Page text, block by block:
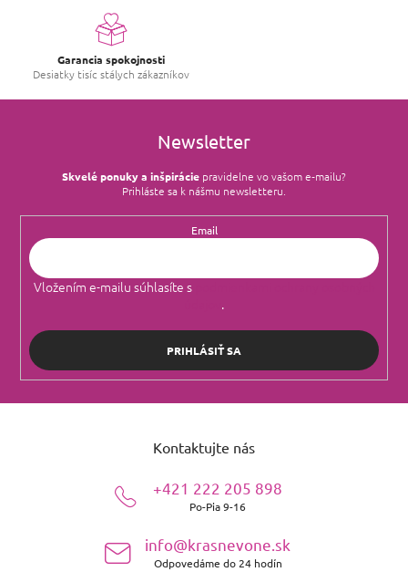
Garancia spokojnosti
Desiatky tisíc stálych zákazníkov
Newsletter
Skvelé ponuky a inšpirácie pravidelne vo vašom e‑mailu?
Prihláste sa k nášmu newsletteru.
Email
Vložením e-mailu súhlasíte s
.
PRIHLÁSIŤ SA
Kontaktujte nás
+421 222 205 898
Po-Pia 9-16
info@krasnevone.sk
Odpovedáme do 24 hodín